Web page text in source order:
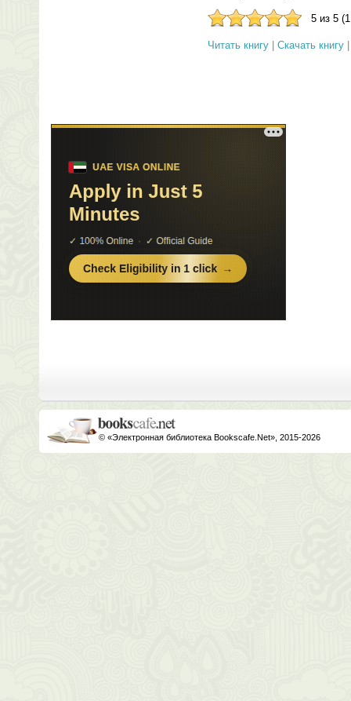
5 из 5
Читать книгу Скачать книгу
© «Электронная библиотека Bookscafe.Net», 2015-2026